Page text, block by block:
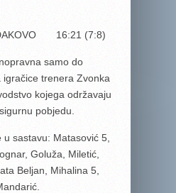
ĐAKOVO 16:21 (7:8)
samo do
trenera Zvonka
kojega održavaju
pobjedu.
sastavu: Matasović 5,
Goluža, Miletić,
Beljan, Mihalina 5,